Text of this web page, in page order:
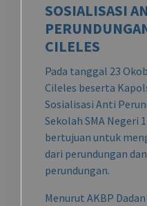
SOSIALISASI
CILELES
Pada tanggal 23
Cileles beserta
Sosialisasi Anti
Sekolah SMA Negeri
bertujuan untuk
dari perundungan
perundungan.
Menurut AKBP